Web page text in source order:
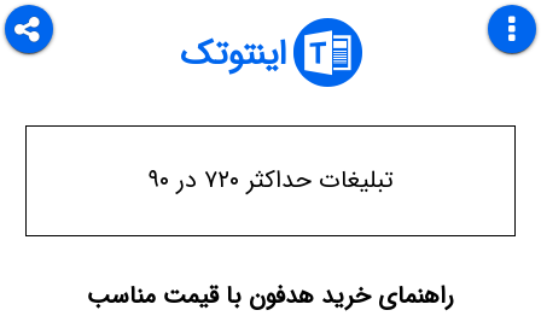
اینتوتک
تبلیغات حداکثر ۷۲۰ در ۹۰
راهنمای خرید هدفون با قیمت مناسب